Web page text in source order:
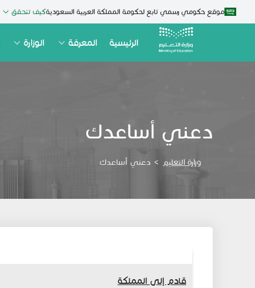
موقع حكومي رسمي تابع لحكومة المملكة العربية السعوديةكيف تتحقق
الرئيسية المعرفة الوزارة
دعني أساعدك
وزارة التعليم > دعني أساعدك
قادم إلى المملكة